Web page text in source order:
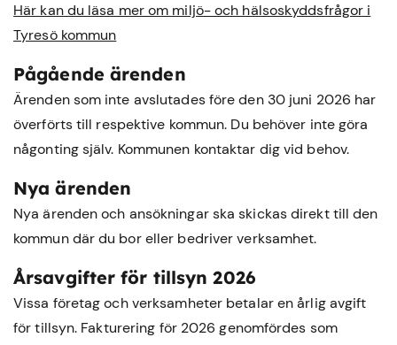
Här kan du läsa mer om miljö- och hälsoskyddsfrågor i
Tyresö kommun
Pågående ärenden
Ärenden som inte avslutades före den 30 juni 2026 har
överförts till respektive kommun. Du behöver inte göra
någonting själv. Kommunen kontaktar dig vid behov.
Nya ärenden
Nya ärenden och ansökningar ska skickas direkt till den
kommun där du bor eller bedriver verksamhet.
Årsavgifter för tillsyn 2026
Vissa företag och verksamheter betalar en årlig avgift
för tillsyn. Fakturering för 2026 genomfördes som